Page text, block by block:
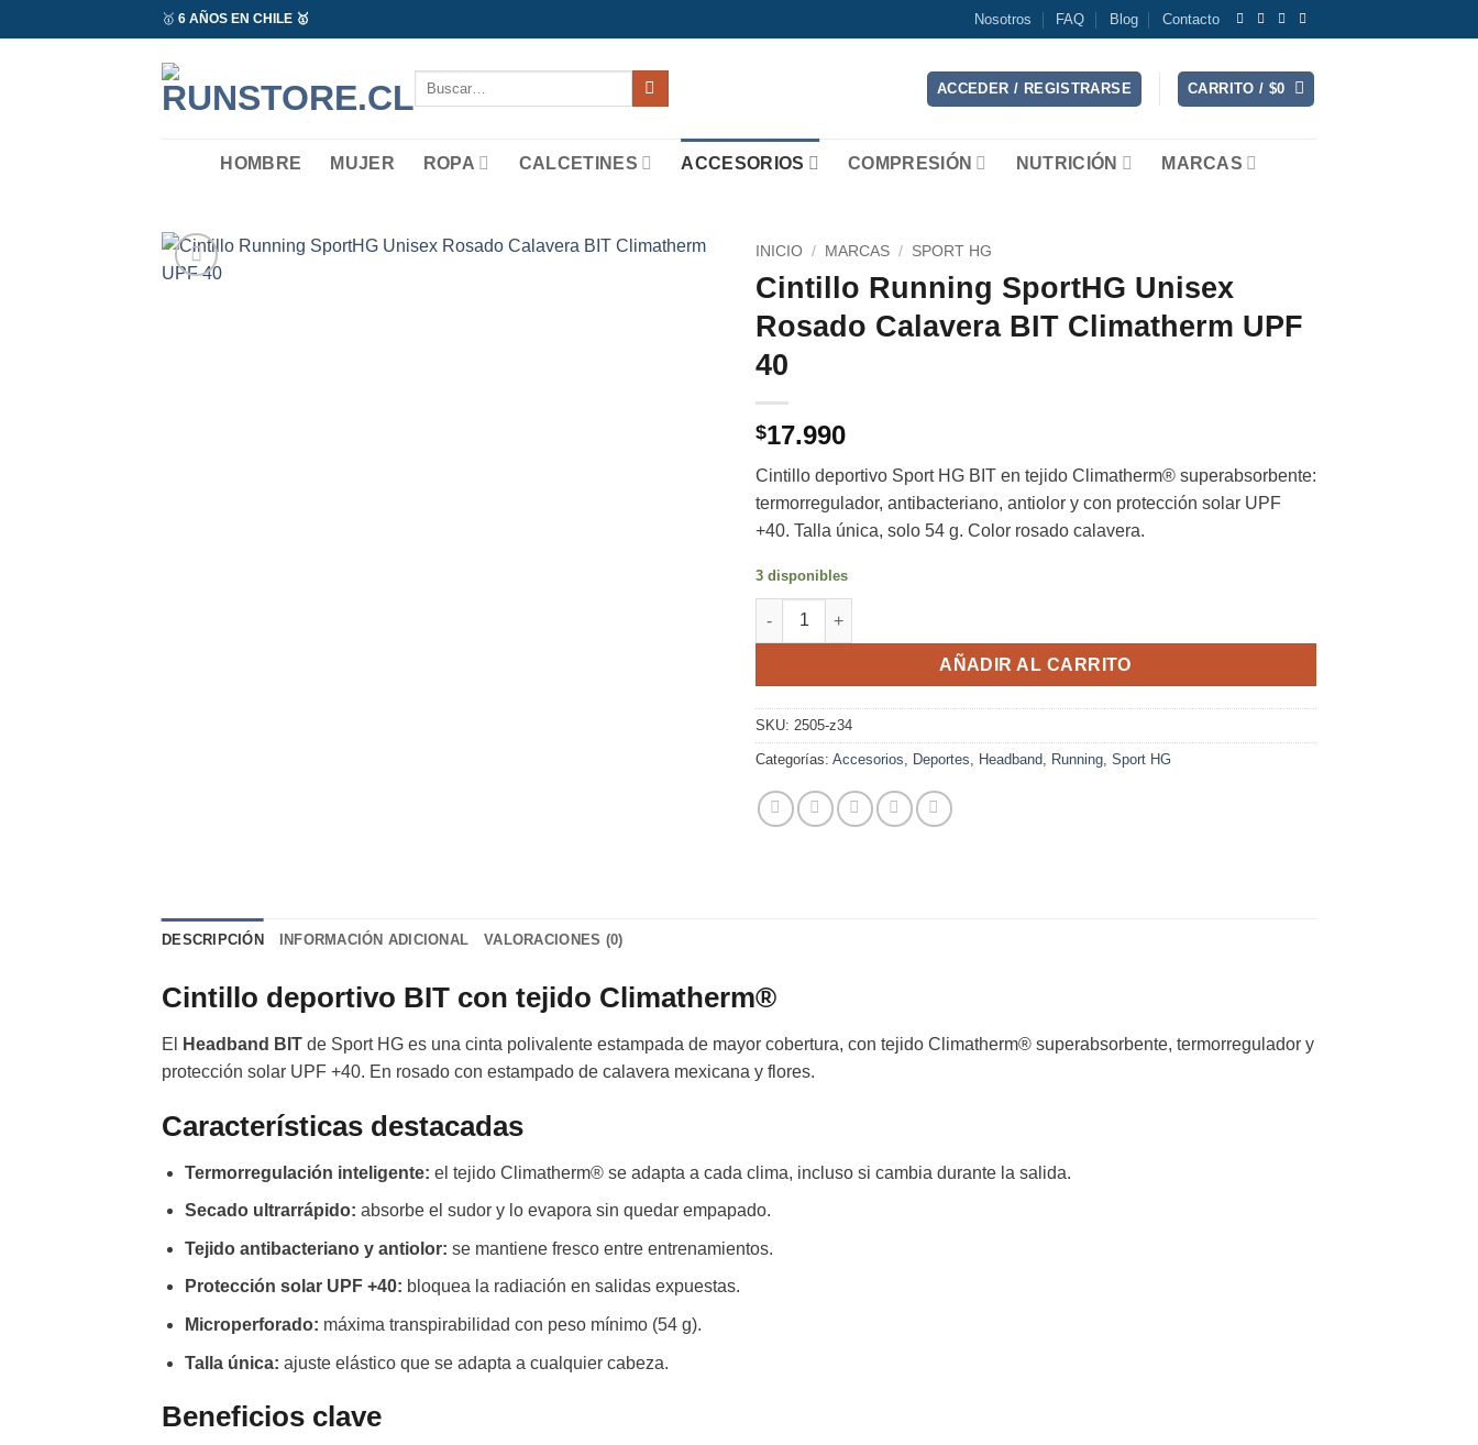
al
🥇 6 AÑOS EN CHILE 🥇 Nosotros FAQ Blog Contacto
Buscar
ACCEDER / REGISTRARSE CARRITO / $0
HOMBRE MUJER ROPA CALCETINES ACCESORIOS COMPRESIÓN NUTRICIÓN MARCAS
INICIO / MARCAS / SPORT HG
Cintillo Running SportHG Unisex
Rosado Calavera BIT Climatherm UPF
40
$17.990
Cintillo deportivo Sport HG BIT en tejido Climatherm® superabsorbente:
termorregulador, antibacteriano, antiolor y con protección solar UPF
+40. Talla única, solo 54 g. Color rosado calavera.
3 disponibles
Cintillo Running SportHG Unisex Rosado Calavera BIT Climatherm UPF 40 cantidad
AÑADIR AL CARRITO
SKU: 2505-z34
Categorías: Accesorios, Deportes, Headband, Running, Sport HG
DESCRIPCIÓN INFORMACIÓN ADICIONAL VALORACIONES (0)
Cintillo deportivo BIT con tejido Climatherm®
El Headband BIT de Sport HG es una cinta polivalente estampada de mayor cobertura, con tejido Climatherm® superabsorbente, termorregulador y
protección solar UPF +40. En rosado con estampado de calavera mexicana y flores.
Características destacadas
Termorregulación inteligente: el tejido Climatherm® se adapta a cada clima, incluso si cambia durante la salida.
Secado ultrarrápido: absorbe el sudor y lo evapora sin quedar empapado.
Tejido antibacteriano y antiolor: se mantiene fresco entre entrenamientos.
Protección solar UPF +40: bloquea la radiación en salidas expuestas.
Microperforado: máxima transpirabilidad con peso mínimo (54 g).
Talla única: ajuste elástico que se adapta a cualquier cabeza.
Beneficios clave